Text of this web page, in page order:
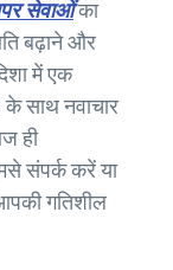
सेवाओंका
बढ़ाने और
में एक
साथ नवाचार
ही
संपर्क करें या
गतिशील